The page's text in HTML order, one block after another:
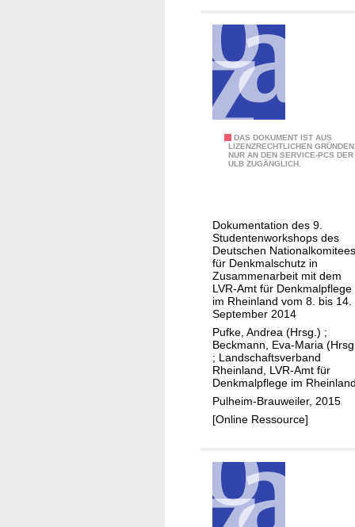
m
l
f
l
DAS DOKUMENT IST AUS
LIZENZRECHTLICHEN GRÜNDEN
NUR AN DEN SERVICE-PCS DER
ULB ZUGÄNGLICH.
r
i
p
s
.
V
o
m
B
e
f
u
Dokumentation des 9.
Studentenworkshops des
Deutschen Nationalkomitees
für Denkmalschutz in
Zusammenarbeit mit dem
LVR-Amt für Denkmalpflege
im Rheinland vom 8. bis 14.
September 2014
Pufke, Andrea (Hrsg.) ;
Beckmann, Eva-Maria
; Landschaftsverband
Rheinland, LVR-Amt für
Denkmalpflege im
Pulheim-Brauweiler, 2015
[Online Ressource]